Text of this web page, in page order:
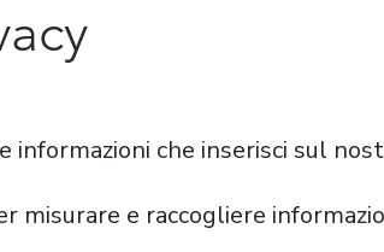
informazioni che inserisci sul
e raccogliere